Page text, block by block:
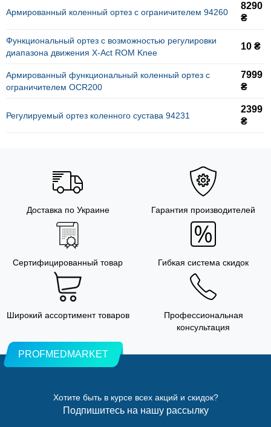
Армированный коленный ортез с ограничителем 94260
8290
₴
Функциональный ортез с возможностью регулировки
диапазона движения X-Act ROM Knee
10 ₴
Армированный функциональный коленный ортез с
ограничителем OCR200
7999
₴
Регулируемый ортез коленного сустава 94231
2399
₴
Доставка по Украине Гарантия производителей
Сертифицированный товар Гибкая система скидок
Широкий ассортимент товаров
Профессиональная
консультация
PROFMEDMARKET
Хотите быть в курсе всех акций и скидок?
Подпишитесь на нашу рассылку